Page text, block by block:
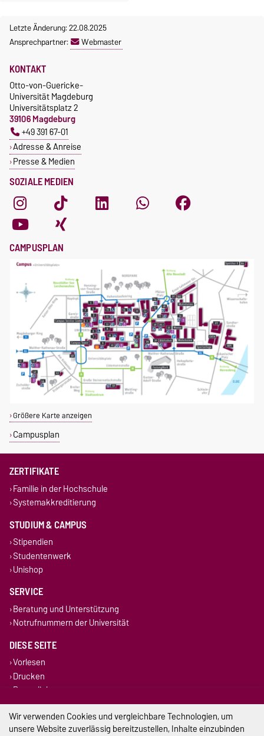
Letzte Änderung: 22.08.2025
Ansprechpartner:
Webmaster
SOZIALE MEDIEN
KONTAKT
Otto-von-Guericke-
Universität Magdeburg
Universitätsplatz 2
39106 Magdeburg
+49 391 67-01
Adresse & Anreise
Presse & Medien
CAMPUSPLAN
Größere Karte anzeigen
Campusplan
ZERTIFIKATE
Familie in der Hochschule
Systemakkreditierung
STUDIUM & CAMPUS
Stipendien
Studentenwerk
Unishop
SERVICE
Beratung und Unterstützung
Notrufnummern der Universität
DIESE SEITE
Vorlesen
Drucken
Permalink
Impressum
Wir verwenden Cookies und vergleichbare Technologien, um
unsere Website zuverlässig bereitzustellen, Inhalte einzubinden